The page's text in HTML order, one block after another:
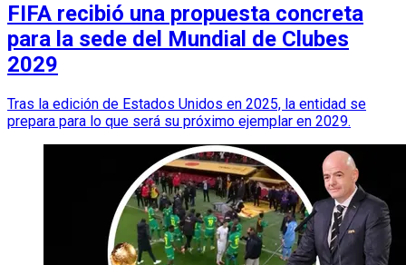
FIFA recibió una propuesta concreta
para la sede del Mundial de Clubes
2029
Tras la edición de Estados Unidos en 2025, la entidad se
prepara para lo que será su próximo ejemplar en 2029.